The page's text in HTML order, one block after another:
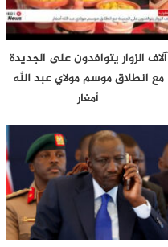
آلاف الزوار يتوافدون على الجديدة
مع انطلاق موسم مولاي عبد الله
أمغار